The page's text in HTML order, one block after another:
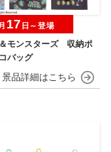
モンスターズ 収納ポ
バッグ
17 日～登場